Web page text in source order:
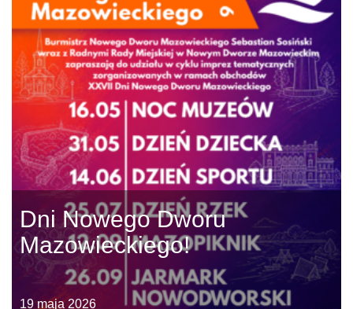
Dni Nowego Dworu
Mazowieckiego!
19 maja 2026